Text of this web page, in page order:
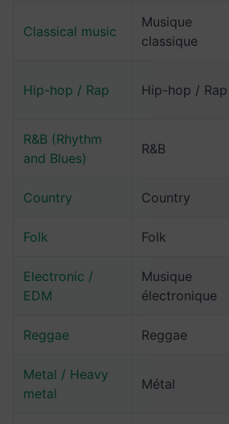
Classical music
Musique
classique
Hip-hop / Rap Hip-hop / Rap
R&B (Rhythm
and Blues)
R&B
Country Country
Folk Folk
Electronic /
EDM
Musique
électronique
Reggae Reggae
Metal / Heavy
metal
Métal